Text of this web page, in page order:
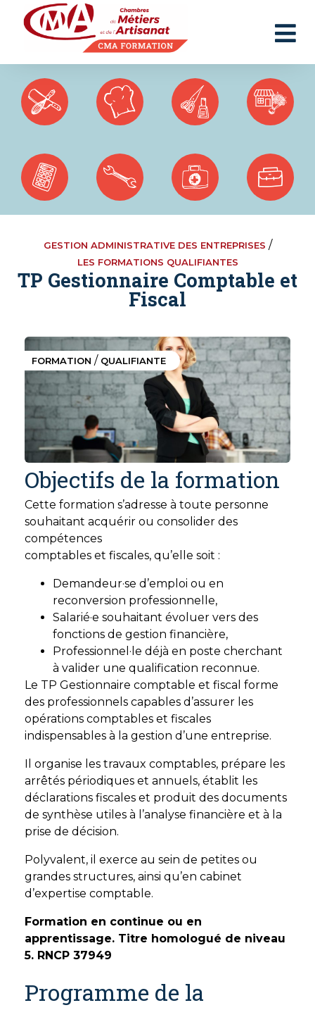
GESTION ADMINISTRATIVE DES ENTREPRISES /
LES FORMATIONS QUALIFIANTES
TP Gestionnaire Comptable et
Fiscal
FORMATION / QUALIFIANTE
Objectifs de la formation
Cette formation s’adresse à toute personne
souhaitant acquérir ou consolider des
compétences
comptables et fiscales, qu’elle soit :
Demandeur·se d’emploi ou en
reconversion professionnelle,
Salarié·e souhaitant évoluer vers des
fonctions de gestion financière,
Professionnel·le déjà en poste cherchant
à valider une qualification reconnue.
Le TP Gestionnaire comptable et fiscal forme
des professionnels capables d’assurer les
opérations comptables et fiscales
indispensables à la gestion d’une entreprise.
Il organise les travaux comptables, prépare les
arrêtés périodiques et annuels, établit les
déclarations fiscales et produit des documents
de synthèse utiles à l’analyse financière et à la
prise de décision.
Polyvalent, il exerce au sein de petites ou
grandes structures, ainsi qu’en cabinet
d’expertise comptable.
Formation en continue ou en
apprentissage. Titre homologué de niveau
5. RNCP 37949
Programme de la
Panneau de gestion des cookies